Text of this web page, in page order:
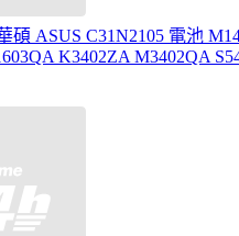
碩 ASUS C31N2105 電池
K3402ZA M3402QA